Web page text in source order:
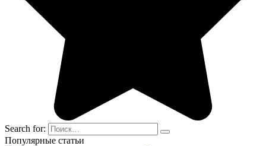
Search for:
Популярные статьи